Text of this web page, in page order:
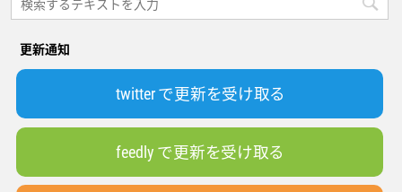
更新通知
twitter で更新を受け取る
feedly で更新を受け取る